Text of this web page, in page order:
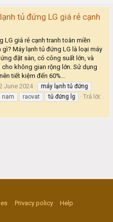
tủ đứng LG giá rẻ cạnh
LG giá rẻ cạnh tranh toàn miền
Máy lạnh tủ đứng LG là loại máy
đặt sàn, có công suất lớn, và
không gian rộng lớn. Sử dụng
tiết kiệm đến 60%...
June 2024 máy lạnh tủ đứng
nam raovat tủ đứng lg
Trả lời:
Privacy policy
Help